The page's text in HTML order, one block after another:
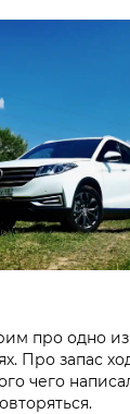
про одно из
Про запас
чего